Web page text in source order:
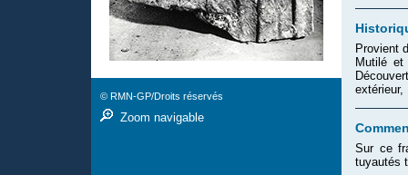
Provient
Mutilé et
extérieur,
Sur ce
tuyautés
© RMN-GP/Droits réservés
Zoom navigable